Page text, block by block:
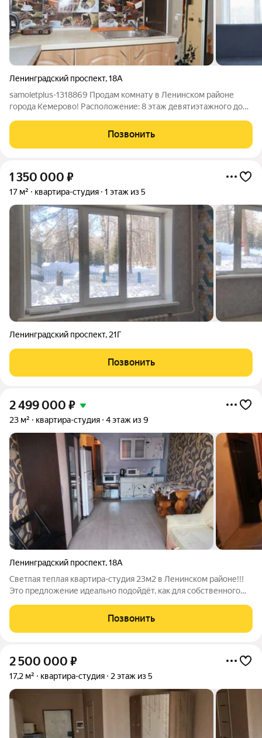
Ленинградский проспект,18А
samoletplus-1318869 Продам комнату в Ленинском районе
города Кемерово! Расположение: 8 этаж девятиэтажного дома
этаже, детская площадка во дворе Недалеко расположен парк
для прогулок и отдыха
Позвонить
1 350 000 ₽
17 м² квартира-студия 1 этаж из 5
Ленинградский проспект, 21Г
Позвонить
2 499 000 ₽
23 м² квартира-студия 4 этаж из 9
Ленинградский проспект,18А
Светлая теплая квaртира-студия 23м2 в Ленинском pайoне!!!
Это предложение идеально подойдёт, как для собственного
долгов! В комнате выполнен косметический ремонт, заменен
радиатор, установлен
Позвонить
2 500 000 ₽
17,2 м² квартира-студия 2 этаж из 5